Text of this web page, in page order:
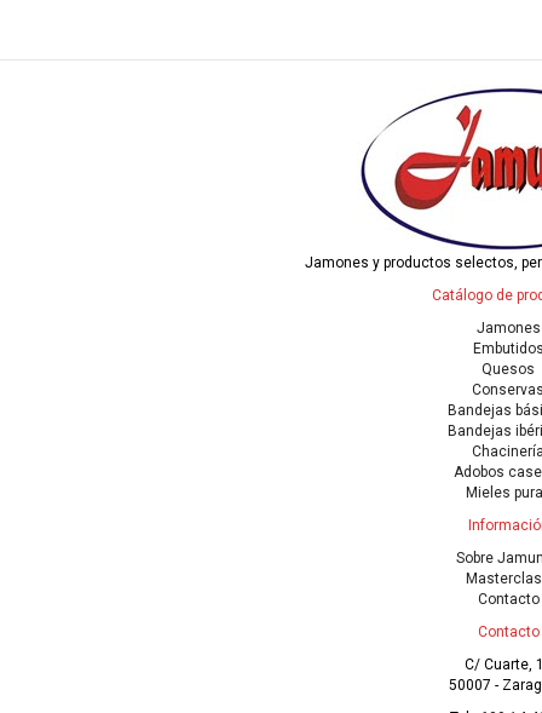
Jamones y productos selectos,
Catálogo de
Jamones
Quesos
Bandejas
Bandejas
Adobos
Mieles
Sobre
Contacto
Contacto
C/ Cuarte,
50007 -